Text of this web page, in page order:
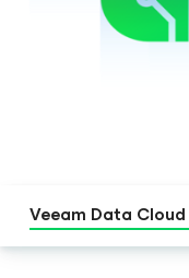
Veeam Data Cloud